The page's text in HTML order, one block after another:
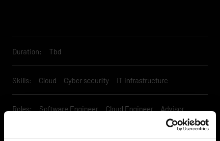
Duration: Tbd
Skills: Cloud Cyber security IT infrastructure
Roles: Software Engineer Cloud Engineer
Advisor
Security Engineer